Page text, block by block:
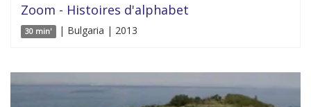
Zoom - Histoires d'alphabet
30 min' | Bulgaria | 2013